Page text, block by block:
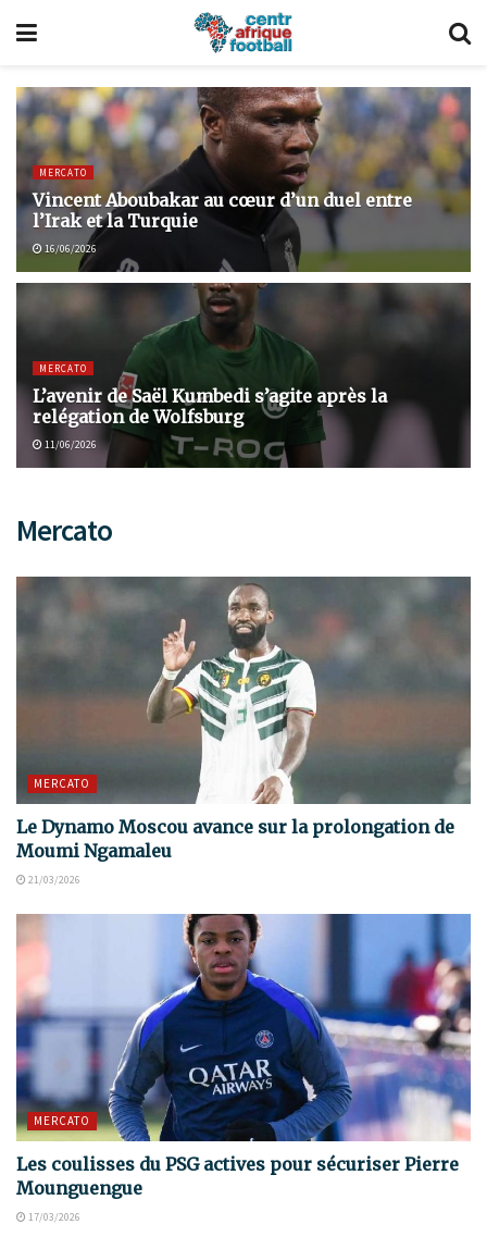
MERCATO
Vincent Aboubakar au cœur d’un duel entre
l’Irak et la Turquie
16/06/2026
MERCATO
L’avenir de Saël Kumbedi s’agite après la
relégation de Wolfsburg
11/06/2026
Mercato
MERCATO
Le Dynamo Moscou avance sur la prolongation de
Moumi Ngamaleu
21/03/2026
MERCATO
Les coulisses du PSG actives pour sécuriser Pierre
Mounguengue
17/03/2026